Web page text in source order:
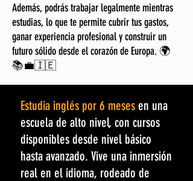
Además, podrás trabajar legalmente mientras
estudias, lo que te permite cubrir tus gastos,
ganar experiencia profesional y construir un
futuro sólido desde el corazón de Europa. 🌍
📚💼🇮🇪
Estudia inglés por 6 meses en una
escuela de alto nivel, con cursos
disponibles desde nivel básico
hasta avanzado. Vive una inmersión
real en el idioma, rodeado de